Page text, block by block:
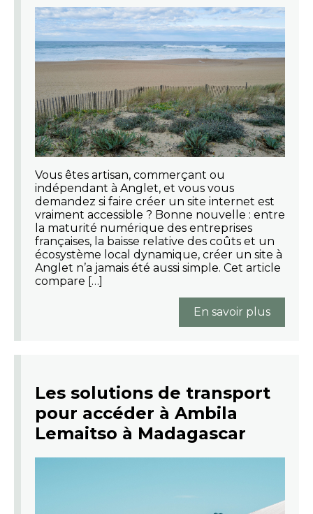
Vous êtes artisan, commerçant ou
indépendant à Anglet, et vous vous
demandez si faire créer un site internet est
vraiment accessible ? Bonne nouvelle : entre
la maturité numérique des entreprises
françaises, la baisse relative des coûts et un
écosystème local dynamique, créer un site à
Anglet n’a jamais été aussi simple. Cet article
compare […]
En savoir plus
Les solutions de transport
pour accéder à Ambila
Lemaitso à Madagascar